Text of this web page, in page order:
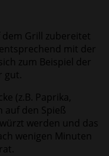
Grill zubereitet
mit der
zum Beispiel der
gut.
(z.B. Paprika,
auf den Spieß
werden und das
wenigen Minuten